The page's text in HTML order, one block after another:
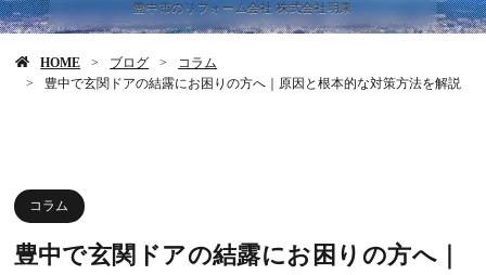
豊中市のリフォーム会社 株式会社明康
HOME ブログ
コラム
豊中で玄関ドアの結露にお困りの方へ｜原因と根本的な対策方法を解説
コラム
豊中で玄関ドアの結露にお困りの方へ｜